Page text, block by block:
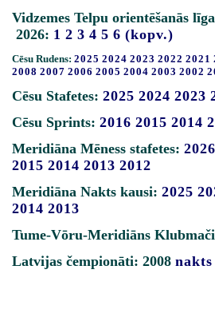
Vidzemes Telpu orientēšanās
2026: 1 2 3 4 5 6 (kopv.)
Cēsu Rudens: 2025 2024 2023 2022 2021
2008 2007 2006 2005 2004 2003 2002
Cēsu Stafetes: 2025 2024 2023
Cēsu Sprints: 2016 2015 2014
Meridiāna Mēness stafetes: 2026
2015 2014 2013 2012
Meridiāna Nakts kausi: 2025
2014 2013
Tume-Vōru-Meridiāns
Latvijas čempionāti: 2008 nakts